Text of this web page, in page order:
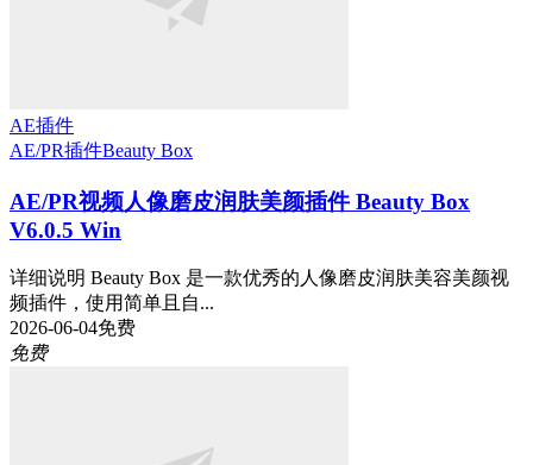
AE插件
AE/PR插件Beauty Box
AE/PR视频人像磨皮润肤美颜插件 Beauty Box
V6.0.5 Win
详细说明 Beauty Box 是一款优秀的人像磨皮润肤美容美颜视
频插件，使用简单且自...
2026-06-04免费
免费